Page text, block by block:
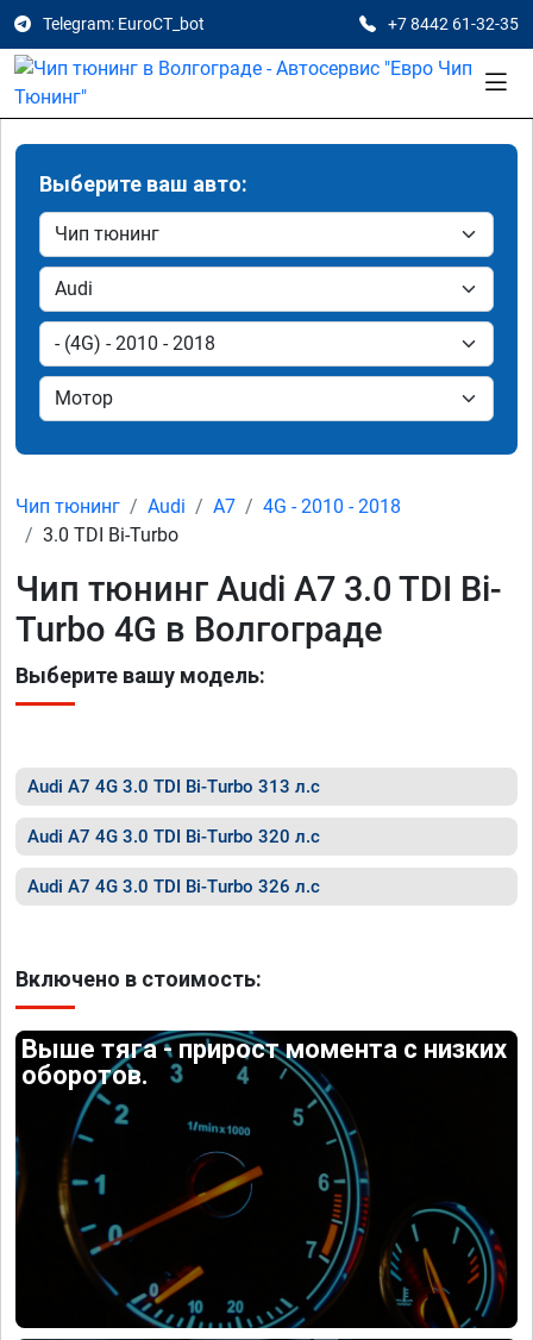
Telegram: EuroCT_bot +7 8442 61-32-35
Выберите ваш авто:
Чип тюнинг Audi A7
4G - 2010 - 2018
3.0 TDI Bi-Turbo
Чип тюнинг Audi A7 3.0 TDI Bi-
Turbo 4G в Волгограде
Выберите вашу модель:
Audi A7 4G 3.0 TDI Bi-Turbo 313 л.с
Audi A7 4G 3.0 TDI Bi-Turbo 320 л.с
Audi A7 4G 3.0 TDI Bi-Turbo 326 л.с
Включено в стоимость:
Выше тяга - прирост момента с низких
оборотов.